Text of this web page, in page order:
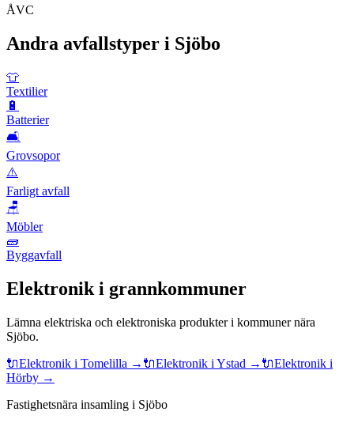
ÅVC
Andra avfallstyper i Sjöbo
👕
Textilier
🔋
Batterier
🛋️
Grovsopor
⚠️
Farligt avfall
🪑
Möbler
🧱
Byggavfall
Elektronik i grannkommuner
Lämna elektriska och elektroniska produkteri kommuner nära
Sjöbo.
🔌Elektronik i Tomelilla → 🔌Elektronik i Ystad → 🔌Elektronik i
Hörby →
Fastighetsnära insamling i Sjöbo